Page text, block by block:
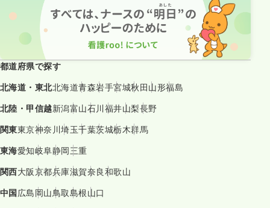
都道府県で探す
北海道・東北北海道青森岩手宮城秋田山形福島
北陸・甲信越新潟富山石川福井山梨長野
関東東京神奈川埼玉千葉茨城栃木群馬
東海愛知岐阜静岡三重
関西大阪京都兵庫滋賀奈良和歌山
中国広島岡山鳥取島根山口